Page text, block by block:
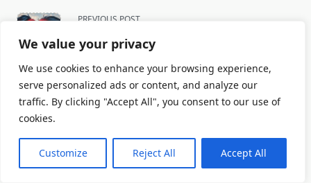
We value your privacy
We use cookies to enhance your browsing experience,
serve personalized ads or content, and analyze our
traffic. By clicking "Accept All", you consent to our use of
cookies.
Customize Reject All Accept All
<span
subtitle
screen-
reader-
text">Page</span>
PREVIOUS POST
Wie viel wiegt das Herz? Fakten und
Erläuterungen.
NEXT POST
Professionelle Beratung zum 520 Euro Job –
Meine Erfahrung
RELATED POSTS